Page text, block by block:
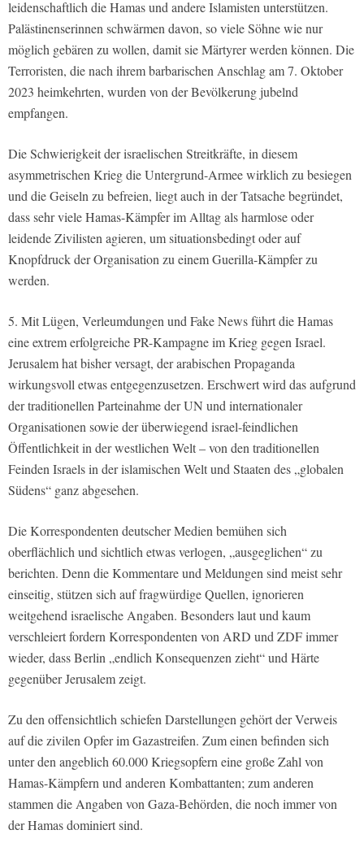
leidenschaftlich die Hamas und andere Islamisten unterstützen.
Palästinenserinnen schwärmen davon, so viele Söhne wie nur
möglich gebären zu wollen, damit sie Märtyrer werden können. Die
Terroristen, die nach ihrem barbarischen Anschlag am 7. Oktober
2023 heimkehrten, wurden von der Bevölkerung jubelnd
empfangen.
Die Schwierigkeit der israelischen Streitkräfte, in diesem
asymmetrischen Krieg die Untergrund-Armee wirklich zu besiegen
und die Geiseln zu befreien, liegt auch in der Tatsache begründet,
dass sehr viele Hamas-Kämpfer im Alltag als harmlose oder
leidende Zivilisten agieren, um situationsbedingt oder auf
Knopfdruck der Organisation zu einem Guerilla-Kämpfer zu
werden.
5. Mit Lügen, Verleumdungen und Fake News führt die Hamas
eine extrem erfolgreiche PR-Kampagne im Krieg gegen Israel.
Jerusalem hat bisher versagt, der arabischen Propaganda
wirkungsvoll etwas entgegenzusetzen. Erschwert wird das aufgrund
der traditionellen Parteinahme der UN und internationaler
Organisationen sowie der überwiegend israel-feindlichen
Öffentlichkeit in der westlichen Welt – von den traditionellen
Feinden Israels in der islamischen Welt und Staaten des „globalen
Südens“ ganz abgesehen.
Die Korrespondenten deutscher Medien bemühen sich
oberflächlich und sichtlich etwas verlogen, „ausgeglichen“ zu
berichten. Denn die Kommentare und Meldungen sind meist sehr
einseitig, stützen sich auf fragwürdige Quellen, ignorieren
weitgehend israelische Angaben. Besonders laut und kaum
verschleiert fordern Korrespondenten von ARD und ZDF immer
wieder, dass Berlin „endlich Konsequenzen zieht“ und Härte
gegenüber Jerusalem zeigt.
Zu den offensichtlich schiefen Darstellungen gehört der Verweis
auf die zivilen Opfer im Gazastreifen. Zum einen befinden sich
unter den angeblich 60.000 Kriegsopfern eine große Zahl von
Hamas-Kämpfern und anderen Kombattanten; zum anderen
stammen die Angaben von Gaza-Behörden, die noch immer von
der Hamas dominiert sind.